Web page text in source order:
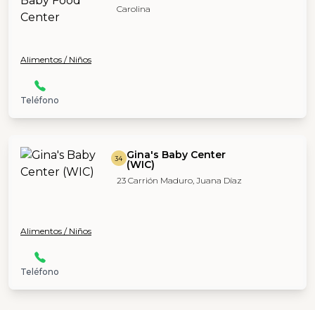
Carolina
Alimentos / Niños
Teléfono
34 Gina's Baby Center
(WIC)
23 Carrión Maduro, Juana Díaz
Alimentos / Niños
Teléfono